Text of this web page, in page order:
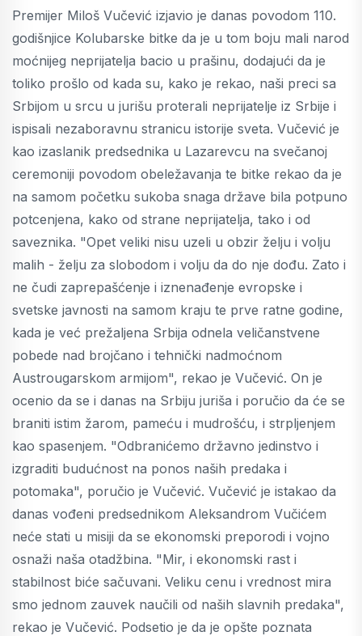
Premijer Miloš Vučević izjavio je danas povodom 110.
godišnjice Kolubarske bitke da je u tom boju mali narod
moćnijeg neprijatelja bacio u prašinu, dodajući da je
toliko prošlo od kada su, kako je rekao, naši preci sa
Srbijom u srcu u jurišu proterali neprijatelje iz Srbije i
ispisali nezaboravnu stranicu istorije sveta. Vučević je
kao izaslanik predsednika u Lazarevcu na svečanoj
ceremoniji povodom obeležavanja te bitke rekao da je
na samom početku sukoba snaga države bila potpuno
potcenjena, kako od strane neprijatelja, tako i od
saveznika. "Opet veliki nisu uzeli u obzir želju i volju
malih - želju za slobodom i volju da do nje dođu. Zato i
ne čudi zaprepašćenje i iznenađenje evropske i
svetske javnosti na samom kraju te prve ratne godine,
kada je već prežaljena Srbija odnela veličanstvene
pobede nad brojčano i tehnički nadmoćnom
Austrougarskom armijom", rekao je Vučević. On je
ocenio da se i danas na Srbiju juriša i poručio da će se
braniti istim žarom, pameću i mudrošću, i strpljenjem
kao spasenjem. "Odbranićemo državno jedinstvo i
izgraditi budućnost na ponos naših predaka i
potomaka", poručio je Vučević. Vučević je istakao da
danas vođeni predsednikom Aleksandrom Vučićem
neće stati u misiji da se ekonomski preporodi i vojno
osnaži naša otadžbina. "Mir, i ekonomski rast i
stabilnost biće sačuvani. Veliku cenu i vrednost mira
smo jednom zauvek naučili od naših slavnih predaka",
rekao je Vučević. Podsetio je da je opšte poznata